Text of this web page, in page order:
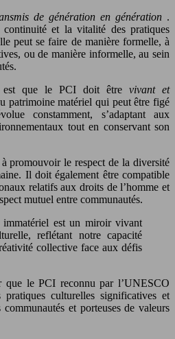
de génération en génération .
continuité et la vitalité des pratiques
peut se faire de manière formelle, à
ou de manière informelle, au sein
est que le PCI doit être vivant et
patrimoine matériel qui peut être figé
constamment, s’adaptant aux
tout en conservant son
promouvoir le respect de la diversité
Il doit également être compatible
relatifs aux droits de l’homme et
mutuel entre communautés.
est un miroir vivant
reflétant notre capacité
collective face aux défis
que le PCI reconnu par l’UNESCO
pratiques culturelles significatives et
et porteuses de valeurs